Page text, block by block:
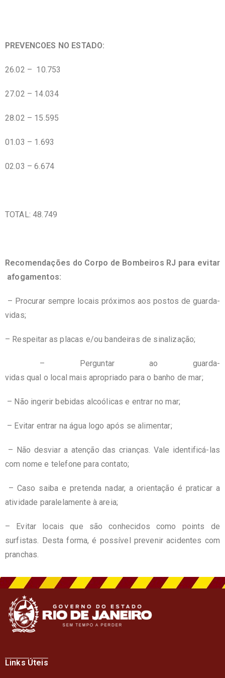
PREVENCOES NO ESTADO:
26.02 – 10.753
27.02 – 14.034
28.02 – 15.595
01.03 – 1.693
02.03 – 6.674
TOTAL: 48.749
Recomendações do Corpo de Bombeiros RJ para evitar
afogamentos:
– Procurar sempre locais próximos aos postos de guarda-
vidas;
– Respeitar as placas e/ou bandeiras de sinalização;
– Perguntar ao guarda-
vidas qual o local mais apropriado para o banho de mar;
– Não ingerir bebidas alcoólicas e entrar no mar;
– Evitar entrar na água logo após se alimentar;
– Não desviar a atenção das crianças. Vale identificá-las
com nome e telefone para contato;
– Caso saiba e pretenda nadar, a orientação é praticar a
atividade paralelamente à areia;
– Evitar locais que são conhecidos como points de
surfistas. Desta forma, é possível prevenir acidentes com
pranchas.
Links Úteis